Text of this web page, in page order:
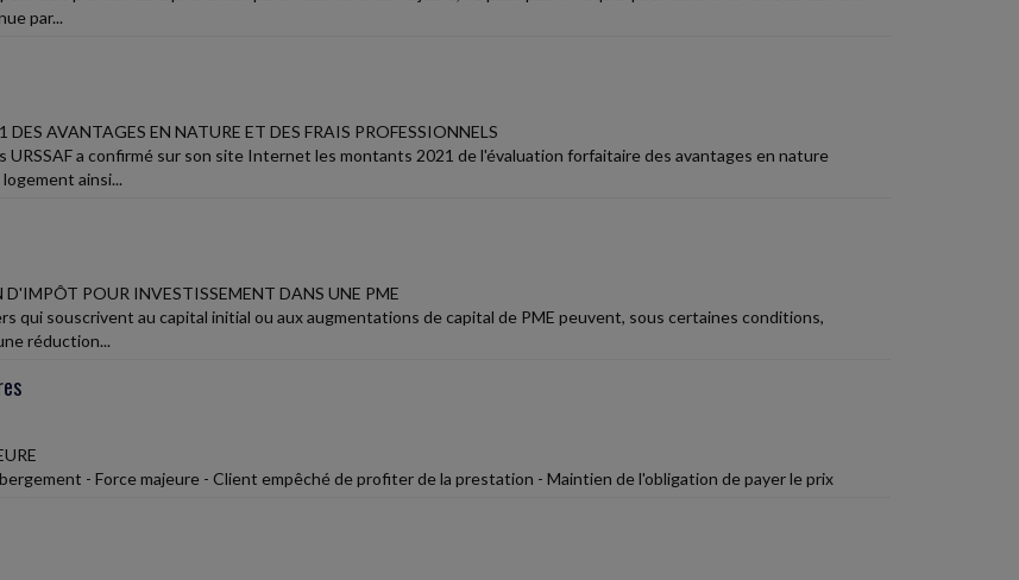
par...
DES AVANTAGES EN NATURE ET DES FRAIS PROFESSIONNELS
URSSAF a confirmé sur son site Internet les montants 2021 de l'évaluation forfaitaire des avantages en nature
ainsi...
D'IMPÔT POUR INVESTISSEMENT DANS UNE PME
qui souscrivent au capital initial ou aux augmentations de capital de PME peuvent, sous certaines conditions,
réduction...
- Force majeure - Client empêché de profiter de la prestation - Maintien de l'obligation de payer le prix